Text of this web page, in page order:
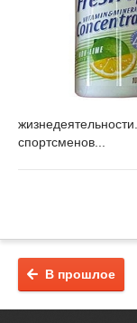
спортсменов...
В прошлое